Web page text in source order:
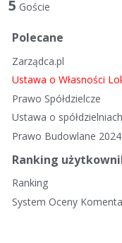
5 Goście
Polecane
Zarządca.pl
Ustawa o Własności
Prawo Spółdzielcze
Ustawa o
Prawo Budowlane 2024
Ranking
Ranking
System Oceny